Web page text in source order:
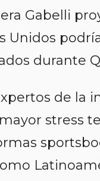
Gabelli
Unidos
durante
de la
stress